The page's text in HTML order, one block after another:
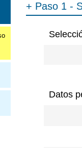
+ Paso 1 -
Datos